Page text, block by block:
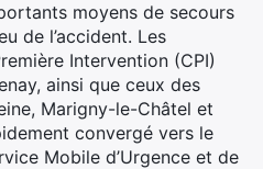
moyens de secours
de l’accident. Les
Intervention (CPI)
ainsi que ceux des
Marigny-le-Châtel et
convergé vers le
Mobile d’Urgence et de